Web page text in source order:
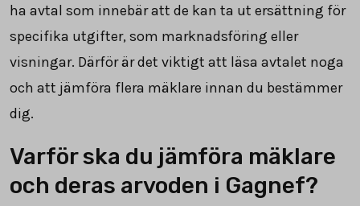
ha avtal som innebär att de kan ta ut ersättning för
specifika utgifter, som marknadsföring eller
visningar. Därför är det viktigt att läsa avtalet noga
och att jämföra flera mäklare innan du bestämmer
dig.
Varför ska du jämföra mäklare
och deras arvoden i Gagnef?